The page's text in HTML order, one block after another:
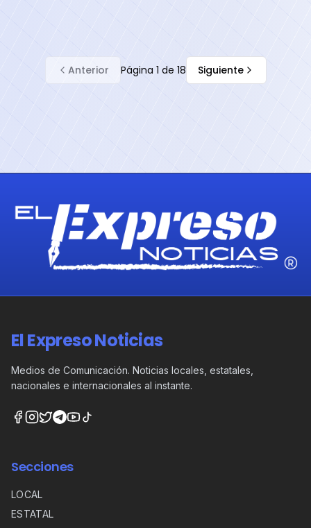
Anterior Página 1de 18 Siguiente
El Expreso Noticias
Medios de Comunicación. Noticias locales, estatales,
nacionales e internacionales al instante.
Secciones
LOCAL
ESTATAL